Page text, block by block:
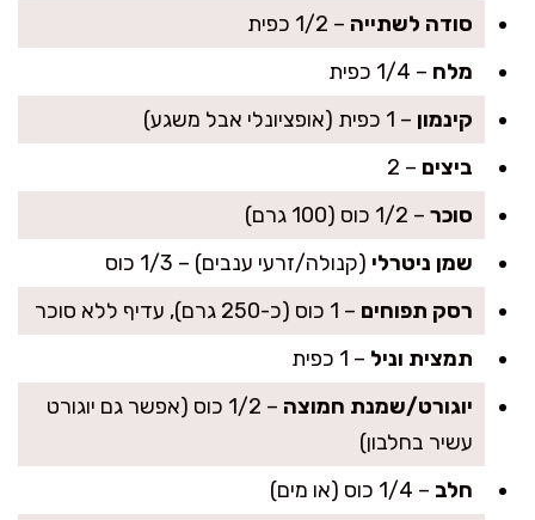
סודה לשתייה – 1/2 כפית
מלח – 1/4 כפית
קינמון – 1 כפית (אופציונלי אבל משגע)
ביצים – 2
סוכר – 1/2 כוס (100 גרם)
שמן ניטרלי (קנולה/זרעי ענבים) – 1/3 כוס
רסק תפוחים – 1 כוס (כ-250 גרם), עדיף ללא סוכר
תמצית וניל – 1 כפית
יוגורט/שמנת חמוצה
– 1/2 כוס (אפשר גם יוגורט
עשיר בחלבון)
חלב – 1/4 כוס (או מים)